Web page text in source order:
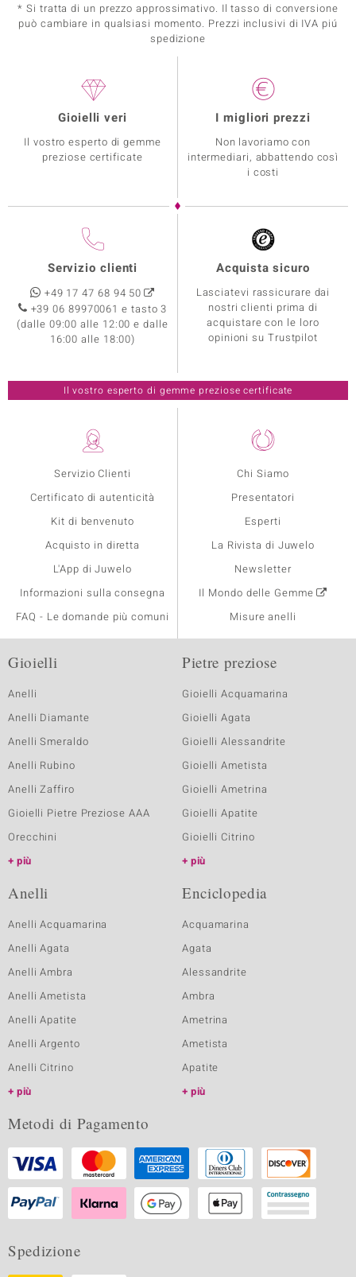
* Si tratta di un prezzo approssimativo. Il tasso di conversione
può cambiare in qualsiasi momento. Prezzi inclusivi di IVA piú
spedizione
Servizio Clienti
Certificato di autenticità
Kit di benvenuto
Acquisto in diretta
L'App di Juwelo
Informazioni sulla consegna
FAQ - Le domande più comuni
Chi Siamo
Presentatori
Esperti
La Rivista di Juwelo
Newsletter
Il Mondo delle Gemme
Misure anelli
Gioielli veri
Il vostro esperto di gemme
preziose certificate
I migliori prezzi
Non lavoriamo con
intermediari, abbattendo così
i costi
Servizio clienti
+49 17 47 68 94 50
+39 06 89970061 e tasto 3
(dalle 09:00 alle 12:00 e dalle
16:00 alle 18:00)
Acquista sicuro
Lasciatevi rassicurare dai
nostri clienti prima di
acquistare con le loro
opinioni su Trustpilot
Il vostro esperto di gemme preziose certificate
Gioielli
Anelli
Anelli Diamante
Anelli Smeraldo
Anelli Rubino
Anelli Zaffiro
Gioielli Pietre Preziose AAA
Orecchini
più
Pietre preziose
Gioielli Acquamarina
Gioielli Agata
Gioielli Alessandrite
Gioielli Ametista
Gioielli Ametrina
Gioielli Apatite
Gioielli Citrino
più
Anelli
Anelli Acquamarina
Anelli Agata
Anelli Ambra
Anelli Ametista
Anelli Apatite
Anelli Argento
Anelli Citrino
più
Enciclopedia
Acquamarina
Agata
Alessandrite
Ambra
Ametrina
Ametista
Apatite
più
Metodi di Pagamento
Spedizione